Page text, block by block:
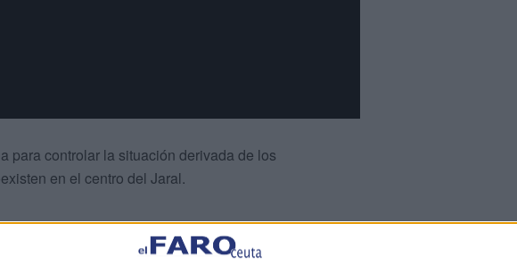
para controlar la situación derivada de los
en el centro del Jaral.